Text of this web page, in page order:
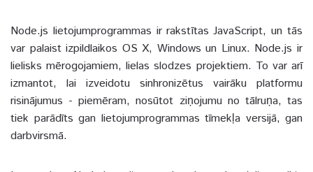
Node.js lietojumprogrammas ir rakstītas JavaScript, un tās
var palaist izpildlaikos OS X, Windows un Linux. Node.js ir
lielisks mērogojamiem, lielas slodzes projektiem. To var arī
izmantot, lai izveidotu sinhronizētus vairāku platformu
risinājumus - piemēram, nosūtot ziņojumu no tālruņa, tas
tiek parādīts gan lietojumprogrammas tīmekļa versijā, gan
darbvirsmā.